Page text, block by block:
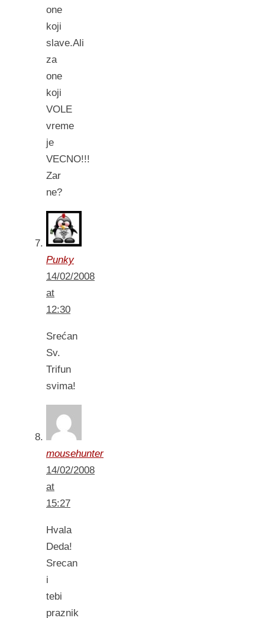
one
koji
slave.Ali
za
one
koji
VOLE
vreme
je
VECNO!!!
Zar
ne?
Punky
14/02/2008
at
12:30
Srećan
Sv.
Trifun
svima!
mousehunter
14/02/2008
at
15:27
Hvala
Deda!
Srecan
i
tebi
praznik